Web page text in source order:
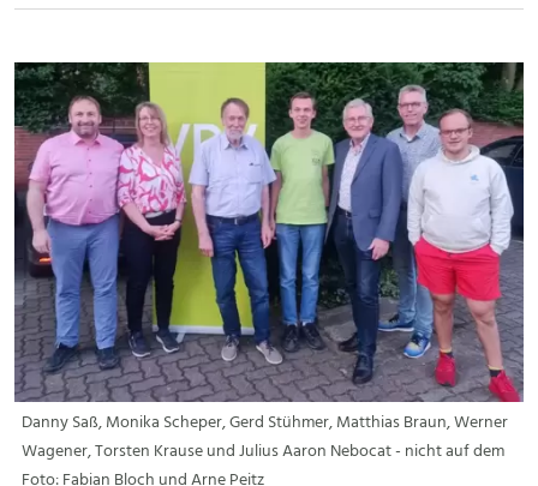
Danny Saß, Monika Scheper, Gerd Stühmer, Matthias Braun, Werner
Wagener, Torsten Krause und Julius Aaron Nebocat - nicht auf dem